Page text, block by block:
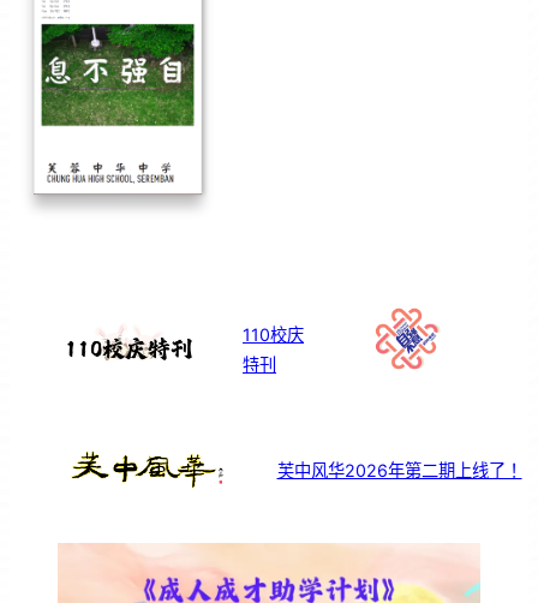
110校庆
特刊
芙中风华2026年第二期上线了！